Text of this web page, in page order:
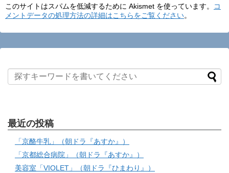
このサイトはスパムを低減するために Akismet を使っています。
コ
メントデータの処理方法の詳細はこちらをご覧ください。
最近の投稿
「京酪牛乳」（朝ドラ『あすか』）
「京都総合病院」（朝ドラ『あすか』）
美容室「VIOLET」（朝ドラ『ひまわり』）